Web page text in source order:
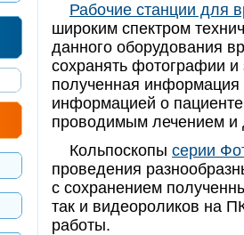
Рабочие станции для
широким спектром
данного оборудования
сохранять фотографии
полученная информация
информацией о
проводимым лечением и
Кольпоскопы серии
проведения
с сохранением
так и видеороликов на
работы.